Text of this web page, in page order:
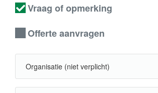
Vraag of opmerking
Offerte aanvragen